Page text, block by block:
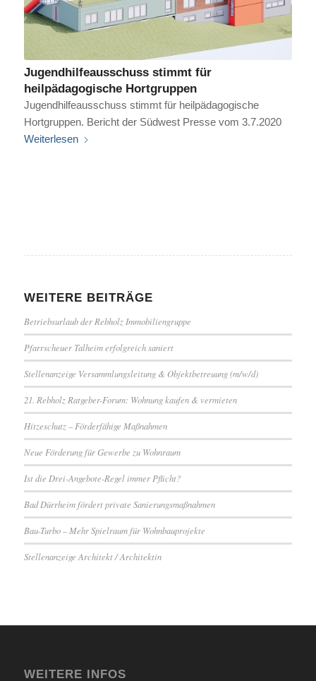
Jugendhilfeausschuss stimmt für
heilpädagogische Hortgruppen
Jugendhilfeausschuss stimmt für heilpädagogische
Hortgruppen. Bericht der Südwest Presse vom 3.7.2020
Weiterlesen
WEITERE BEITRÄGE
Betriebsurlaub der Rebholz Immobiliengruppe
Pfarrscheuer Talheim erfolgreich saniert
Stellenanzeige Versammlungsleitung & Objektbetreuung (m/w/d)
21. Rebholz Ratgeber-Forum: Wohnung kaufen & vermieten
Hitzeschutz – Förderfähige Maßnahmen
Neue Förderung für Gewerbe zu Wohnraum
Ist die Drei-Angebote-Regel immer Pflicht?
Bad Dürrheim fördert private Sanierungsmaßnahmen
Bau-Turbo – Mehr Spielraum für Wohnbauprojekte
Stellenanzeige Architekt / Architektin
WEITERE INFOS